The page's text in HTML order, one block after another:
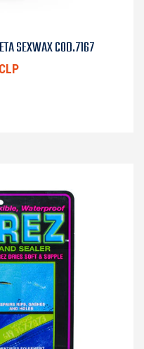
SEXWAX COD.7167